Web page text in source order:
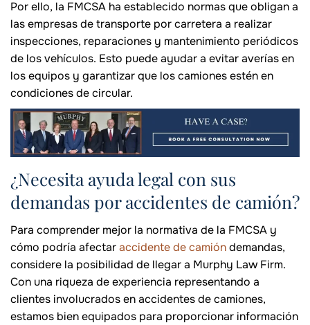
Por ello, la FMCSA ha establecido normas que obligan a
las empresas de transporte por carretera a realizar
inspecciones, reparaciones y mantenimiento periódicos
de los vehículos. Esto puede ayudar a evitar averías en
los equipos y garantizar que los camiones estén en
condiciones de circular.
¿Necesita ayuda legal con sus
demandas por accidentes de camión?
Para comprender mejor la normativa de la FMCSA y
cómo podría afectaraccidente de camióndemandas,
considere la posibilidad de llegar a Murphy Law Firm.
Con una riqueza de experiencia representando a
clientes involucrados en accidentes de camiones,
estamos bien equipados para proporcionar información